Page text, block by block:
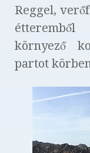
Reggel,
környező
partot